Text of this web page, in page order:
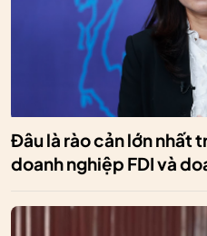
Đâu là rào cản lớn nhất
doanh nghiệp FDI và